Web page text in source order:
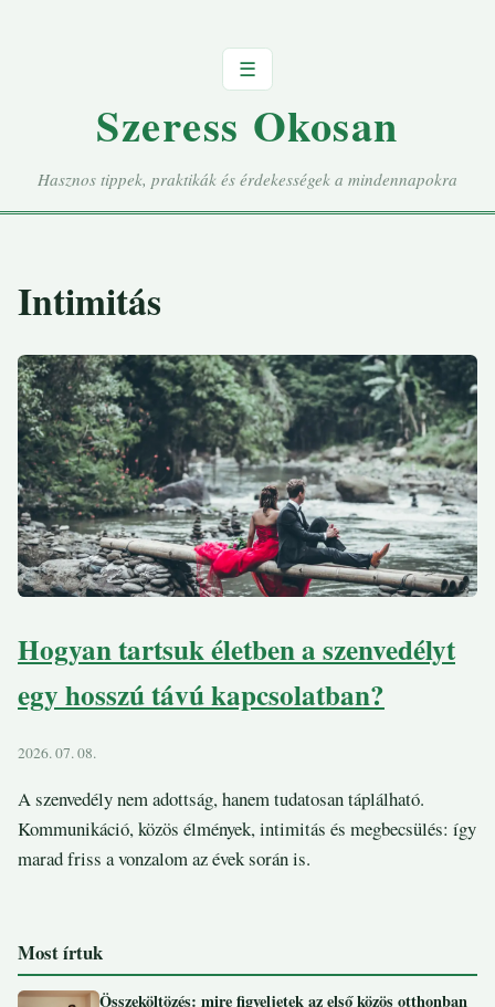
☰
Szeress Okosan
Hasznos tippek, praktikák és érdekességek a mindennapokra
Intimitás
Hogyan tartsuk életben a szenvedélyt
egy hosszú távú kapcsolatban?
2026. 07. 08.
A szenvedély nem adottság, hanem tudatosan táplálható.
Kommunikáció, közös élmények, intimitás és megbecsülés: így
marad friss a vonzalom az évek során is.
Most írtuk
Összeköltözés: mire figyeljetek az első közös otthonban